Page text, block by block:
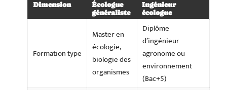
Dimension
Écologue
généraliste
Ingénieur
écologue
Formation type
Master en
écologie,
biologie des
organismes
Diplôme
d’ingénieur
agronome ou
environnement
(Bac+5)